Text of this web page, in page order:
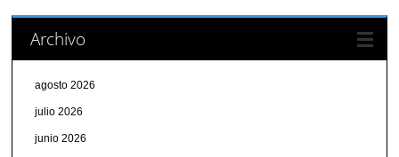
Archivo
agosto 2026
julio 2026
junio 2026